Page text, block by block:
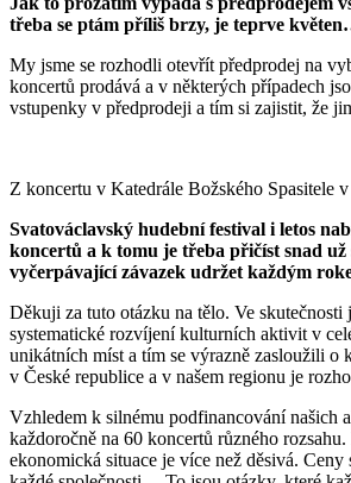
třeba se ptám příliš brzy, je teprve
My jsme se rozhodli otevřít předprodej na
koncertů prodává a v některých případech
vstupenky v předprodeji a tím si zajistit, že
Z koncertu v Katedrále Božského Spasitele
Svatováclavský hudební festival i letos
koncertů a k tomu je třeba přičíst snad
vyčerpávající závazek udržet každým
Děkuji za tuto otázku na tělo. Ve
systematické rozvíjení kulturních aktivit v
unikátních míst a tím se výrazně zasloužili o
v České republice a v našem regionu je
Vzhledem k silnému podfinancování našich
každoročně na 60 koncertů různého
ekonomická situace je více než děsivá.